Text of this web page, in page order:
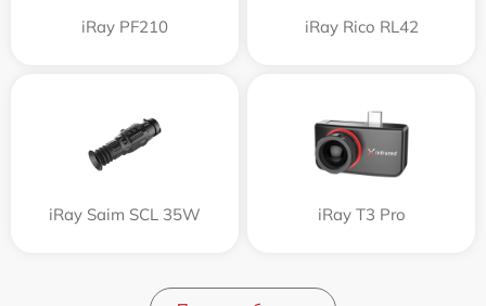
iRay PF210 iRay Rico RL42
iRay Saim SCL 35W iRay T3 Pro